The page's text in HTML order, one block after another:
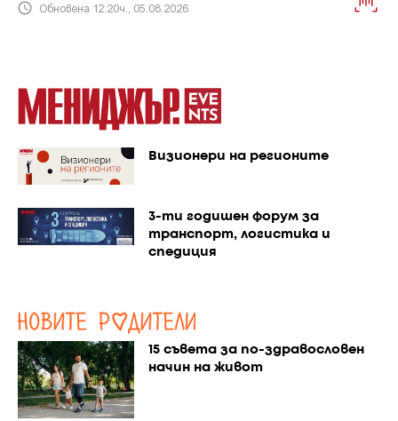
Обновена 12:20ч., 05.08.2026
Визионери на регионите
3-ти годишен форум за
транспорт, логистика и
спедиция
15 съвета за по-здравословен
начин на живот